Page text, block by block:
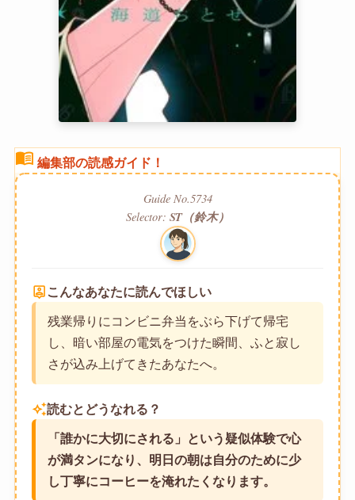
menu_book 編集部の読感ガイド！
Guide No.5734
Selector: ST（鈴木）
person_pin こんなあなたに読んでほしい
残業帰りにコンビニ弁当をぶら下げて帰宅
し、暗い部屋の電気をつけた瞬間、ふと寂し
さが込み上げてきたあなたへ。
auto_awesome読むとどうなれる？
「誰かに大切にされる」という疑似体験で心
が満タンになり、明日の朝は自分のために少
し丁寧にコーヒーを淹れたくなります。